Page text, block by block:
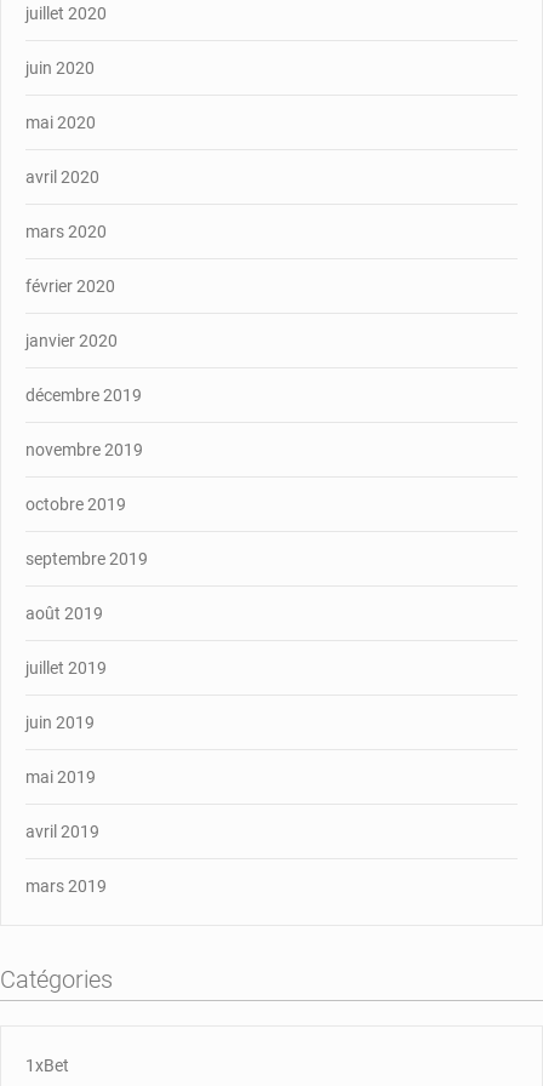
juillet 2020
juin 2020
mai 2020
avril 2020
mars 2020
février 2020
janvier 2020
décembre 2019
novembre 2019
octobre 2019
septembre 2019
août 2019
juillet 2019
juin 2019
mai 2019
avril 2019
mars 2019
Catégories
1xBet